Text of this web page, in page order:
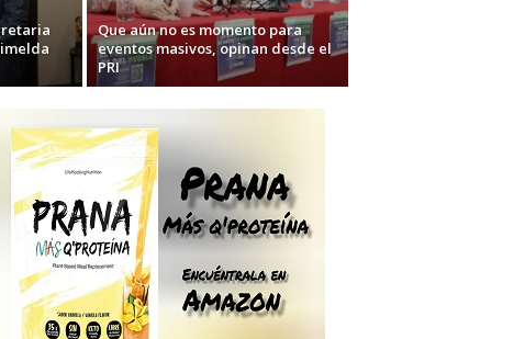
Que aún no es momento para
eventos masivos, opinan desde el
PRI